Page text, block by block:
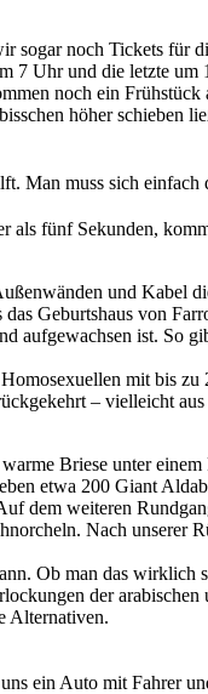
noch Tickets für
7 Uhr und die letzte
noch ein Frühstück
höher schieben
Man muss sich
als fünf Sekunden,
und Kabel
Geburtshaus von
aufgewachsen ist. So
mit bis zu
– vielleicht
Briese unter
etwa 200 Giant
dem weiteren
Nach unserer
Ob man das wirklich
der
Alternativen.
ein Auto mit Fahrer